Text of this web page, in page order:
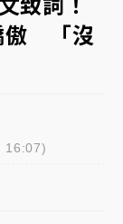
茶油下肚 毒
運動部不追
致詞！
傲 「沒
16:07)